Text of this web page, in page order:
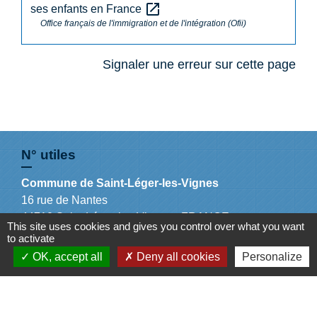
ses enfants en France open_in_new
Office français de l'immigration et de l'intégration (Ofii)
Signaler une erreur sur cette page
N° utiles
Commune de Saint-Léger-les-Vignes
16 rue de Nantes
44710 Saint-Léger-les-Vignes - FRANCE
+33 2 40 31 50 32
This site uses cookies and gives you control over what you want
to activate
OK, accept all
Deny all cookies Personalize